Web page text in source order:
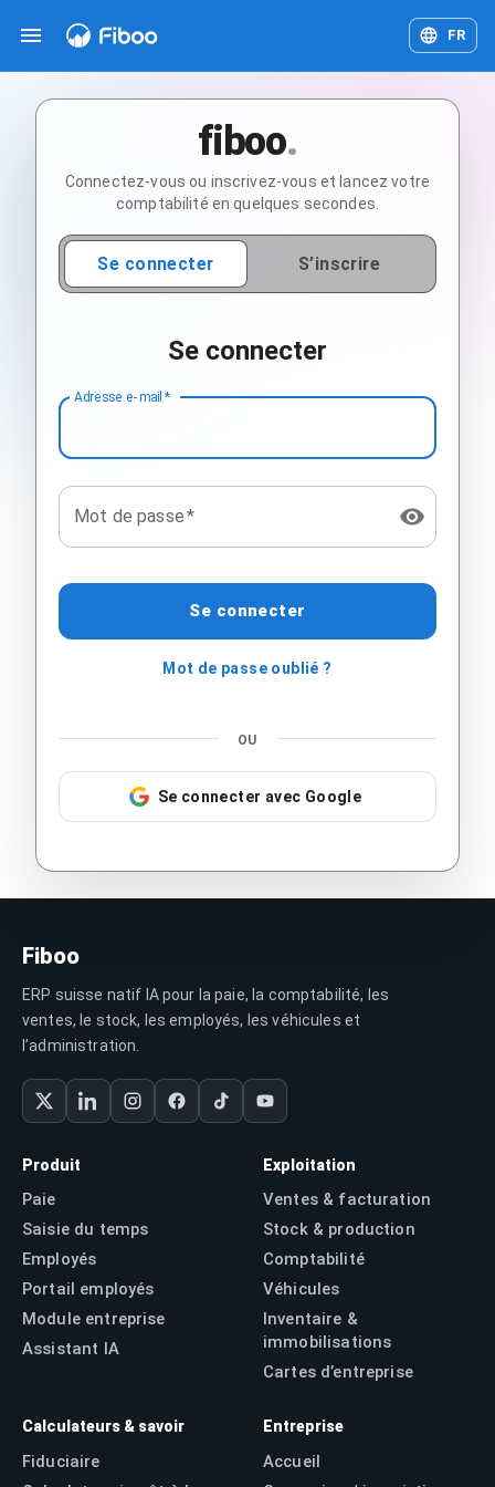
FR
fiboo.
Connectez-vous ou inscrivez-vous et lancez votre
comptabilité en quelques secondes.
Se connecter S’inscrire
Se connecter
Adresse e-mail *
Mot de passe*
Se connecter
Mot de passe oublié ?
OU
Se connecter avec Google
Fiboo
ERP suisse natif IA pour la paie, la comptabilité, les
ventes, le stock, les employés, les véhicules et
l’administration.
Produit
Paie
Saisie du temps
Employés
Portail employés
Module entreprise
Assistant IA
Exploitation
Ventes & facturation
Stock & production
Comptabilité
Véhicules
Inventaire &
immobilisations
Cartes d’entreprise
Calculateurs & savoir
Fiduciaire
Entreprise
Accueil